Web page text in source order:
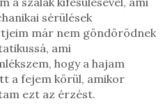
sérülések
már nem göndörödnek
ami
hogy a hajam
a fejem körül, amikor
ezt az érzést.